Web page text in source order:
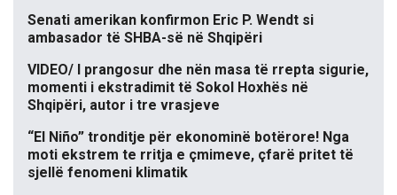
Senati amerikan konfirmon Eric P. Wendt si
ambasador të SHBA-së në Shqipëri
VIDEO/ I prangosur dhe nën masa të rrepta sigurie,
momenti i ekstradimit të Sokol Hoxhës në
Shqipëri, autor i tre vrasjeve
“El Niño” tronditje për ekonominë botërore! Nga
moti ekstrem te rritja e çmimeve, çfarë pritet të
sjellë fenomeni klimatik